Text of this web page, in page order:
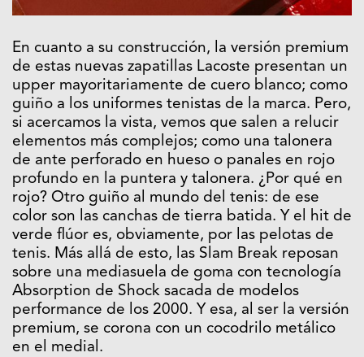
En cuanto a su construcción, la versión premium
de estas nuevas zapatillas Lacoste presentan un
upper mayoritariamente de cuero blanco; como
guiño a los uniformes tenistas de la marca. Pero,
si acercamos la vista, vemos que salen a relucir
elementos más complejos; como una talonera
de ante perforado en hueso o panales en rojo
profundo en la puntera y talonera. ¿Por qué en
rojo? Otro guiño al mundo del tenis: de ese
color son las canchas de tierra batida. Y el hit de
verde flúor es, obviamente, por las pelotas de
tenis. Más allá de esto, las Slam Break reposan
sobre una mediasuela de goma con tecnología
Absorption de Shock sacada de modelos
performance de los 2000. Y esa, al ser la versión
premium, se corona con un cocodrilo metálico
en el medial.